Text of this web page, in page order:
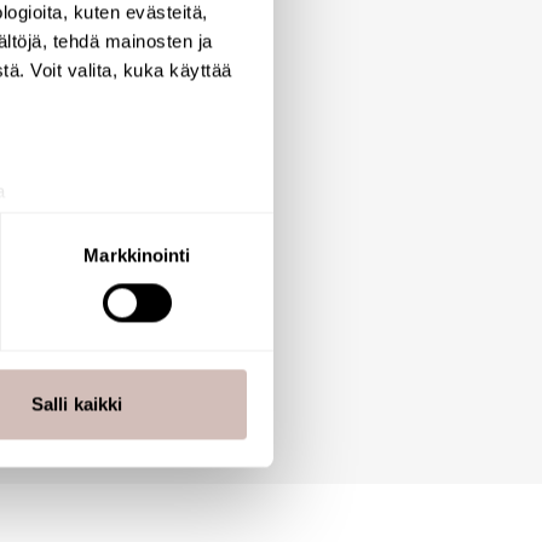
kuten evästeitä,
tehdä mainosten ja
Voit valita, kuka käyttää
. Voit muuttaa
alan
tietoja muihin tietoihin, joita
Markkinointi
Salli kaikki